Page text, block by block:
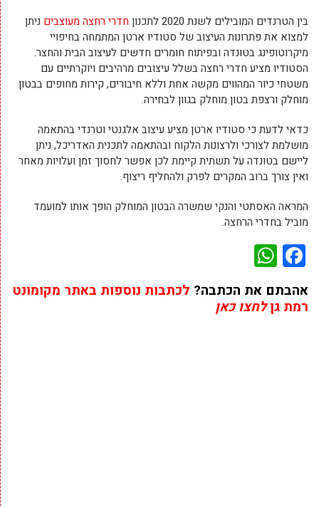
בין הטרנדים המובילים לשנת 2020 לתכנון
חדרי רחצה מעוצבים ניתן
למצוא את פתרונות העיצוב של סטודיו ארטן המתמחה בחיפויי
מיקרוטופינג בטונדה ובפיתוח חומרים חדשים לעיצוב הבית והחצר.
הסטודיו מציע חדרי רחצה בשלל עיצובים מרהיבים ויוקרתיים עם
משטחי כיור המהווים מקשה אחת וללא חיבורים, קירות מחופים בבטון
מוחלק ורצפת בטון מוחלק בגוון לבחירה.
כדאי לדעת כי סטודיו ארטן מציע עיצוב אלגנטי וטרנדי בהתאמה
מושלמת לצורכי ולרצונות הלקוח ובהתאמה לתכנית האדריכל, ניתן
ליישם בטונדה על תשתית קיימת לכן אפשר לחסוך זמן ועלויות מאחר
ואין צורך ברוב המקרים לפרק ולהחליף ריצוף.
המראה האסתטי והנקי שמשרה הבטון המוחלק הופך אותו למועמד
מוביל בחדרי הרחצה.
Facebook
אהבתם את הכתבה? לכתבות נוספות באתר מקומונט
רמת גןלחצו כאן